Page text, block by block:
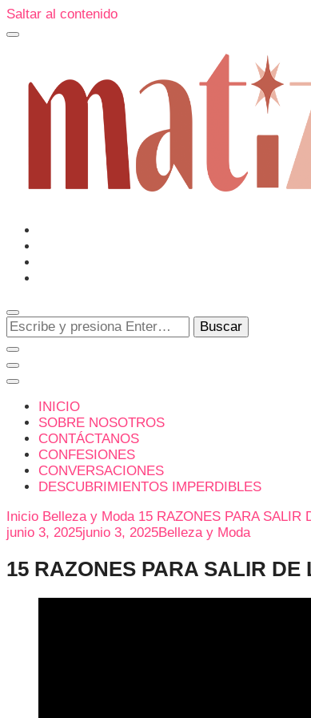
Saltar al contenido
Matiz
Un espacio editorial donde pongo en palabras
me sorprenden o creo que merecen ser
¿Buscas
algo?
INICIO
SOBRE NOSOTROS
CONTÁCTANOS
CONFESIONES
CONVERSACIONES
DESCUBRIMIENTOS IMPERDIBLES
Inicio Belleza y Moda 15 RAZONES PARA SALIR
junio 3, 2025junio 3, 2025Belleza y Moda
15 RAZONES PARA SALIR